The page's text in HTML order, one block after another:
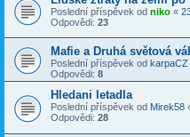
Poslední příspěvek od niko «
Odpovědi: 23
Mafie a Druhá světová
Poslední příspěvek od karpaCZ
Odpovědi: 8
Hledani letadla
Poslední příspěvek od Mirek58
Odpovědi: 28